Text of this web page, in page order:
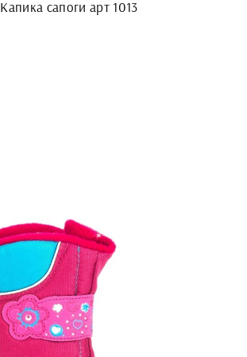
Капика сапоги арт 1013